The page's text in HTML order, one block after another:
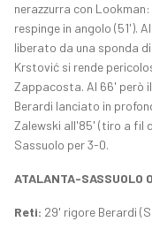
nerazzurra con
respinge in angolo (51').
liberato da una sponda
Krstović si rende
Zappacosta. Al 66' però
Berardi lanciato in
Zalewski all'85' (tiro a fil
Sassuolo per 3-0.
ATALANTA-SASSUOLO
Reti: 29' rigore Berardi